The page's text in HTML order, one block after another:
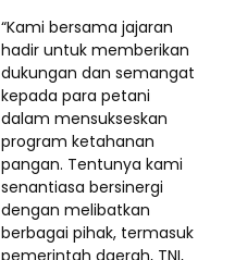
“Kami bersama jajaran
hadir untuk memberikan
dukungan dan semangat
kepada para petani
dalam mensukseskan
program ketahanan
pangan. Tentunya kami
senantiasa bersinergi
dengan melibatkan
berbagai pihak, termasuk
pemerintah daerah, TNI,